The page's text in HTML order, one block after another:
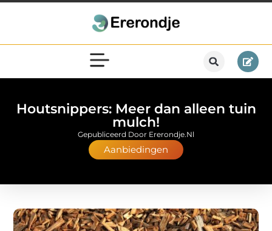
Houtsnippers: Meer dan alleen tuin
mulch!
Aanbiedingen
Gepubliceerd Door Ererondje.nl